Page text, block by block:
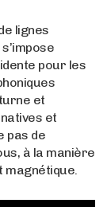
lignes
pour les
et
et
pas de
à la manière
magnétique.